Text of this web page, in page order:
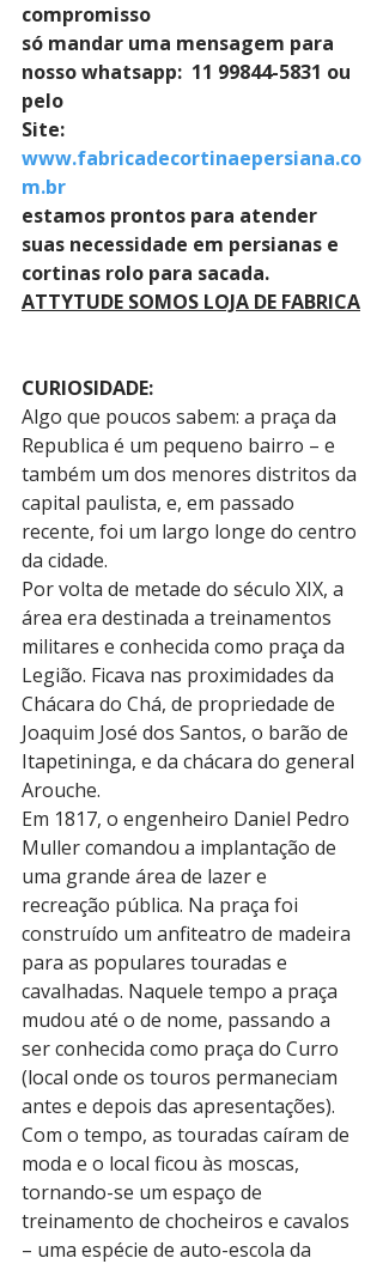
compromisso
só mandar uma mensagem para
nosso whatsapp:  11 99844-5831 ou
pelo
Site:
www.fabricadecortinaepersiana.co
m.br
estamos prontos para atender
suas necessidade em persianas e
cortinas rolo para sacada.
ATTYTUDE SOMOS LOJA DE FABRICA
CURIOSIDADE:
Algo que poucos sabem: a praça da
Republica é um pequeno bairro – e
também um dos menores distritos da
capital paulista, e, em passado
recente, foi um largo longe do centro
da cidade.
Por volta de metade do século XIX, a
área era destinada a treinamentos
militares e conhecida como praça da
Legião. Ficava nas proximidades da
Chácara do Chá, de propriedade de
Joaquim José dos Santos, o barão de
Itapetininga, e da chácara do general
Arouche.
Em 1817, o engenheiro Daniel Pedro
Muller comandou a implantação de
uma grande área de lazer e
recreação pública. Na praça foi
construído um anfiteatro de madeira
para as populares touradas e
cavalhadas. Naquele tempo a praça
mudou até o de nome, passando a
ser conhecida como praça do Curro
(local onde os touros permaneciam
antes e depois das apresentações).
Com o tempo, as touradas caíram de
moda e o local ficou às moscas,
tornando-se um espaço de
treinamento de chocheiros e cavalos
– uma espécie de auto-escola da